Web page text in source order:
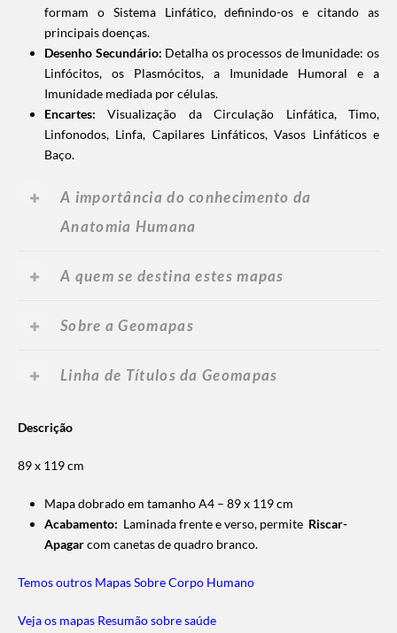
formam o Sistema Linfático, definindo-os e citando as
principais doenças.
Desenho Secundário: Detalha os processos de Imunidade: os
Linfócitos, os Plasmócitos, a Imunidade Humoral e a
Imunidade mediada por células.
Encartes:Visualização da Circulação Linfática, Timo,
Linfonodos, Linfa, Capilares Linfáticos, Vasos Linfáticos e
Baço.
A importância do conhecimento da
Anatomia Humana
A quem se destina estes mapas
Sobre a Geomapas
Linha de Títulos da Geomapas
Descrição
89 x 119 cm
Mapa dobrado em tamanho A4 – 89 x 119 cm
Acabamento: Laminada frente e verso, permite Riscar-
Apagarcom canetas de quadro branco.
Temos outros Mapas Sobre Corpo Humano
Veja os mapas Resumão sobre saúde